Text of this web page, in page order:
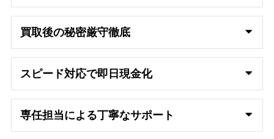
買取後の秘密厳守徹底
スピード対応で即日 現金化
専任担当による丁寧なサポート